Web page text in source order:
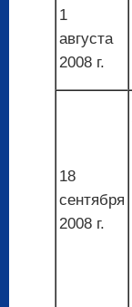
1
августа
2008 г.
18
сентября
2008 г.